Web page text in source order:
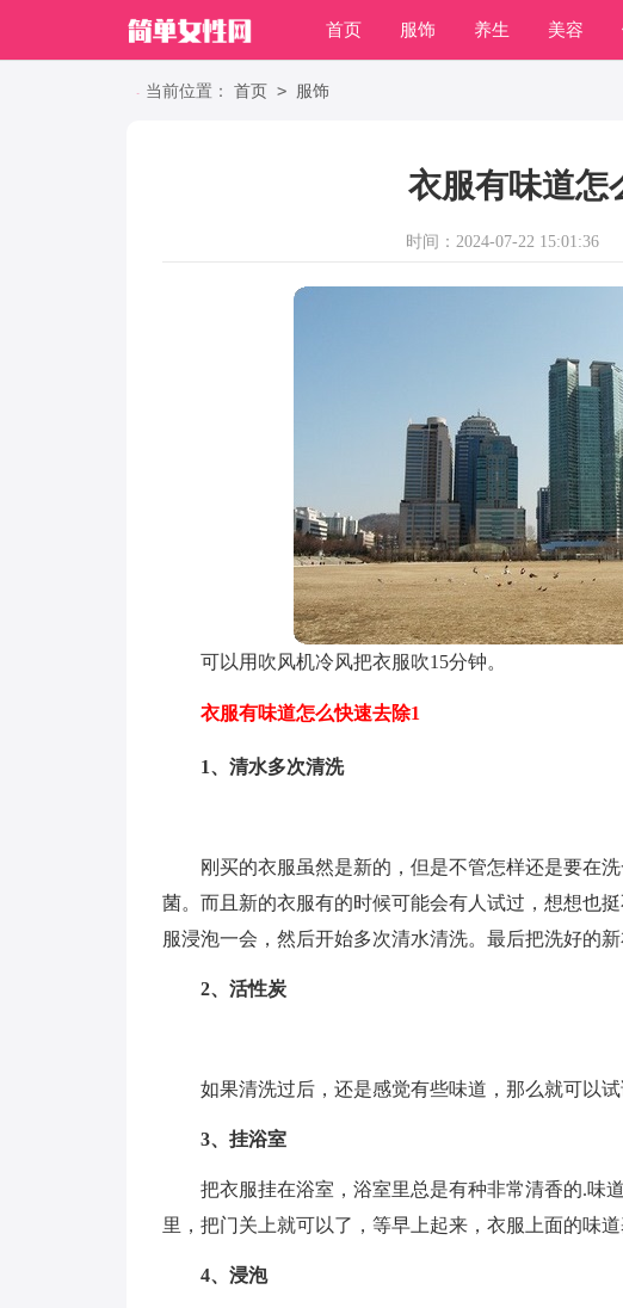
首页 服饰 养生 美容
职场
当前位置： 首页 > 服饰
衣服有味道怎
时间：2024-07-22 15:01:36
可以用吹风机冷风把衣服吹15分钟。
衣服有味道怎么快速去除1
1、清水多次清洗
刚买的衣服虽然是新的，但是不管怎样还是要在
菌。而且新的衣服有的时候可能会有人试过，想想也
服浸泡一会，然后开始多次清水清洗。最后把洗好的
2、活性炭
如果清洗过后，还是感觉有些味道，那么就可以试
3、挂浴室
把衣服挂在浴室，浴室里总是有种非常清香的.味
里，把门关上就可以了，等早上起来，衣服上面的味道
4、浸泡